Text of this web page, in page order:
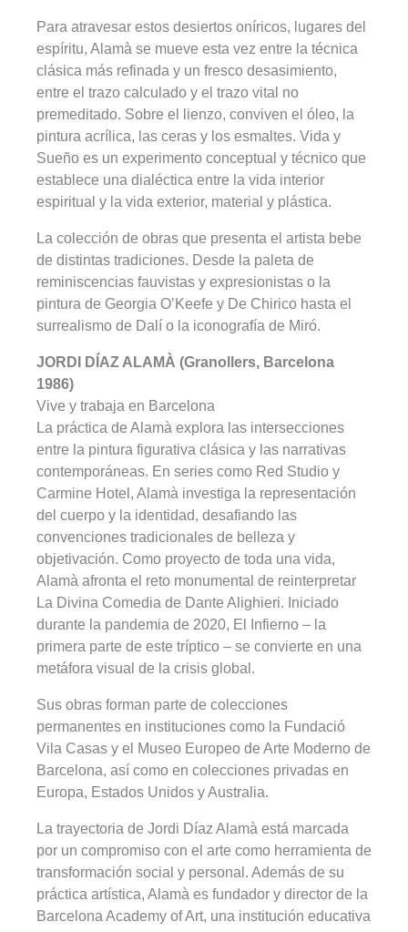
Para atravesar estos desiertos oníricos, lugares del
espíritu, Alamà se mueve esta vez entre la técnica
clásica más refinada y un fresco desasimiento,
entre el trazo calculado y el trazo vital no
premeditado. Sobre el lienzo, conviven el óleo, la
pintura acrílica, las ceras y los esmaltes. Vida y
Sueño es un experimento conceptual y técnico que
establece una dialéctica entre la vida interior
espiritual y la vida exterior, material y plástica.
La colección de obras que presenta el artista bebe
de distintas tradiciones. Desde la paleta de
reminiscencias fauvistas y expresionistas o la
pintura de Georgia O’Keefe y De Chirico hasta el
surrealismo de Dalí o la iconografía de Miró.
JORDI DÍAZ ALAMÀ (Granollers, Barcelona
1986)
Vive y trabaja en Barcelona
La práctica de Alamà explora las intersecciones
entre la pintura figurativa clásica y las narrativas
contemporáneas. En series como Red Studio y
Carmine Hotel, Alamà investiga la representación
del cuerpo y la identidad, desafiando las
convenciones tradicionales de belleza y
objetivación. Como proyecto de toda una vida,
Alamà afronta el reto monumental de reinterpretar
La Divina Comedia de Dante Alighieri. Iniciado
durante la pandemia de 2020, El Infierno – la
primera parte de este tríptico – se convierte en una
metáfora visual de la crisis global.
Sus obras forman parte de colecciones
permanentes en instituciones como la Fundació
Vila Casas y el Museo Europeo de Arte Moderno de
Barcelona, así como en colecciones privadas en
Europa, Estados Unidos y Australia.
La trayectoria de Jordi Díaz Alamà está marcada
por un compromiso con el arte como herramienta de
transformación social y personal. Además de su
práctica artística, Alamà es fundador y director de la
Barcelona Academy of Art, una institución educativa